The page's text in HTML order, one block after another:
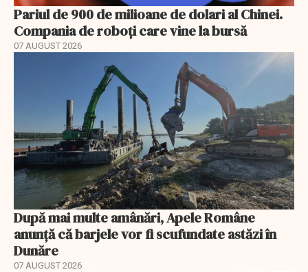
Pariul de 900 de milioane de dolari al Chinei.
Compania de roboți care vine la bursă
07 AUGUST 2026
După mai multe amânări, Apele Române
anunță că barjele vor fi scufundate astăzi în
Dunăre
07 AUGUST 2026